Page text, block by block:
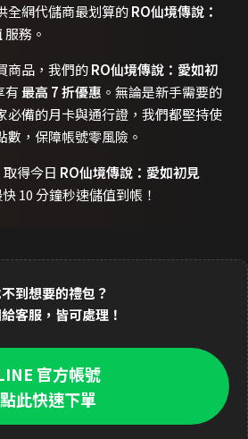
全網代儲商最划算的RO仙境傳說：
服務。
商品，我們的RO仙境傳說：愛如初
有最高 7 折優惠 。無論是新手需要的
必備的月卡與通行證，我們都堅持使
數，保障帳號零風險。
得今日 RO仙境傳說：愛如初見
10 分鐘秒速儲值到帳！
到想要的禮包？
客服，皆可處理！
官方帳號
點此快速下單